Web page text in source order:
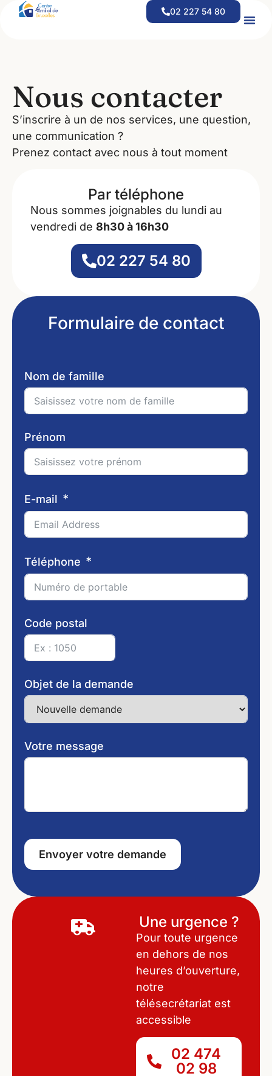
principal
02 227 54 80
Nous contacter
S’inscrire à un de nos services, une question,
une communication ?
Prenez contact avec nous à tout moment
Par téléphone
Nous sommes joignables du lundi au
vendredi de 8h30 à 16h30
02 227 54 80
Formulaire de contact
Nom de famille
Prénom
E-mail
Téléphone
Code postal
Objet de la demande
Votre message
Envoyer votre demande
Une urgence ?
Pour toute urgence
en dehors de nos
heures d’ouverture,
notre
télésecrétariat est
accessible
02 474
02 98